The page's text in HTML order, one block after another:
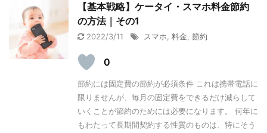
【基本戦略】ケータイ・スマホ料金節約
の方法｜その1
2022/3/11 スマホ 料金 節約
0
節約には固定費の節約が必須条件 これは携帯電話に
限りませんが、毎月の固定費をできるだけ減らして
いくことが節約のためには必要になります。 何年に
もわたって長期間契約する性質のものは、特にそう